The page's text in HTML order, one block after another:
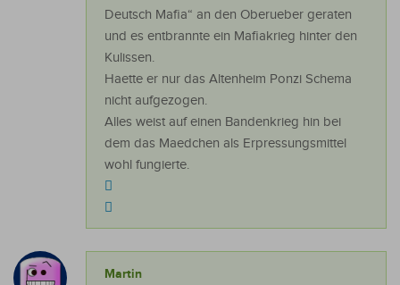
Deutsch Mafia“ an den Oberueber geraten
und es entbrannte ein Mafiakrieg hinter den
Kulissen.
Haette er nur das Altenheim Ponzi Schema
nicht aufgezogen.
Alles weist auf einen Bandenkrieg hin bei
dem das Maedchen als Erpressungsmittel
wohl fungierte.
Martin